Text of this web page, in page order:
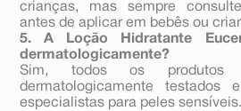
crianças, mas sempre
antes de aplicar em bebês ou
5. A Loção Hidratante
dermatologicamente?
Sim, todos os produtos
dermatologicamente testados
especialistas para peles sensíveis.